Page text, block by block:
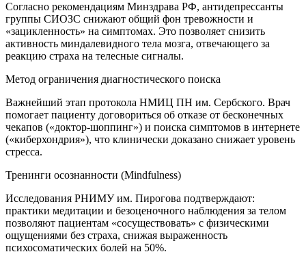
Согласно рекомендациям Минздрава РФ, антидепрессанты
группы СИОЗС снижают общий фон тревожности и
«зацикленность» на симптомах. Это позволяет снизить
активность миндалевидного тела мозга, отвечающего за
реакцию страха на телесные сигналы.
Метод ограничения диагностического поиска
Важнейший этап протокола НМИЦ ПН им. Сербского. Врач
помогает пациенту договориться об отказе от бесконечных
чекапов («доктор-шоппинг») и поиска симптомов в интернете
(«киберхондрия»), что клинически доказано снижает уровень
стресса.
Тренинги осознанности (Mindfulness)
Исследования РНИМУ им. Пирогова подтверждают:
практики медитации и безоценочного наблюдения за телом
позволяют пациентам «сосуществовать» с физическими
ощущениями без страха, снижая выраженность
психосоматических болей на 50%.